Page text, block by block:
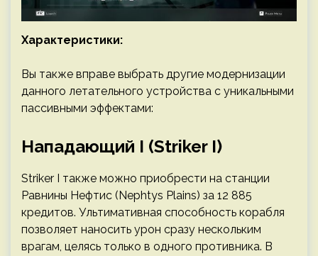
Характеристики:
Вы также вправе выбрать другие модернизации
данного летательного устройства с уникальными
пассивными эффектами:
Нападающий I (Striker I)
Striker I также можно приобрести на станции
Равнины Нефтис (Nephtys Plains) за 12 885
кредитов. Ультимативная способность корабля
позволяет наносить урон сразу нескольким
врагам, целясь только в одного противника. В